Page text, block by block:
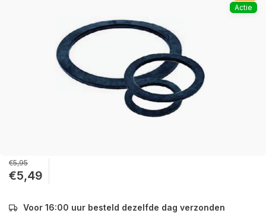
Actie
€5,95
€5,49
Voor 16:00 uur besteld dezelfde dag verzonden